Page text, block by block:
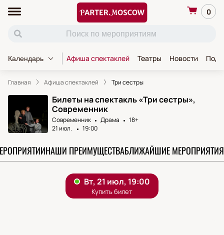
0
Календарь Афиша спектаклей Театры Новости
Главная Афиша спектаклей Три сестры
Билеты на спектакль «Три сестры»,
Современник
Современник Драма
18+
21 июл.
19:00
НАШИ ПРЕИМУЩЕСТВАБЛИЖАЙШИЕ МЕРОПРИЯТИЯ